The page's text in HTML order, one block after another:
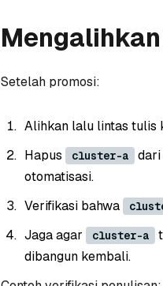
Setelah promosi:
Alihkan lalu lintas tulis
Hapus
cluster-a
dari
otomatisasi.
Verifikasi bahwa
Jaga agar
cluster-a
dibangun kembali.